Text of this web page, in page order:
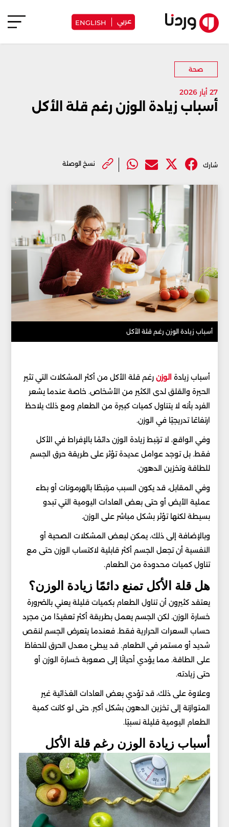
عربي ENGLISH
صحة
27 أيار 2026
أسباب زيادة الوزن رغم قلة الأكل
شارك نسخ الوصلة
أسباب زيادة الوزن رغم قلة الأكل
أسباب زيادة الوزن رغم قلة الأكل من أكثر المشكلات التي تثير
الحيرة والقلق لدى الكثير من الأشخاص. خاصة عندما يشعر
الفرد بأنه لا يتناول كميات كبيرة من الطعام ومع ذلك يلاحظ
ارتفاعًا تدريجيًا في الوزن.
وفي الواقع، لا ترتبط زيادة الوزن دائمًا بالإفراط في الأكل
فقط. بل توجد عوامل عديدة تؤثر على طريقة حرق الجسم
للطاقة وتخزين الدهون.
وفي المقابل، قد يكون السبب مرتبطًا بالهرمونات أو بطء
عملية الأيض أو حتى بعض العادات اليومية التي تبدو
بسيطة لكنها تؤثر بشكل مباشر على الوزن.
وبالإضافة إلى ذلك، يمكن لبعض المشكلات الصحية أو
النفسية أن تجعل الجسم أكثر قابلية لاكتساب الوزن حتى مع
تناول كميات محدودة من الطعام.
هل قلة الأكل تمنع دائمًا زيادة الوزن؟
يعتقد كثيرون أن تناول الطعام بكميات قليلة يعني بالضرورة
خسارة الوزن. لكن الجسم يعمل بطريقة أكثر تعقيدًا من مجرد
حساب السعرات الحرارية فقط. فعندما يتعرض الجسم لنقص
شديد أو مستمر في الطعام. قد يبطئ معدل الحرق للحفاظ
على الطاقة. مما يؤدي أحيانًا إلى صعوبة خسارة الوزن أو
حتى زيادته.
وعلاوة على ذلك، قد تؤدي بعض العادات الغذائية غير
المتوازنة إلى تخزين الدهون بشكل أكبر. حتى لو كانت كمية
الطعام اليومية قليلة نسبيًا.
أسباب زيادة الوزن رغم قلة الأكل